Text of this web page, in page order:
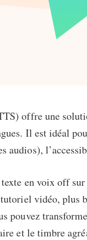
offre une
Il est idéal
audios),
en voix off
vidéo, plus
pouvez
et le timbre